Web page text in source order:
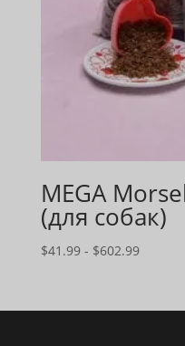
MEGA
(для собак)
$41.99 - $602.99
–